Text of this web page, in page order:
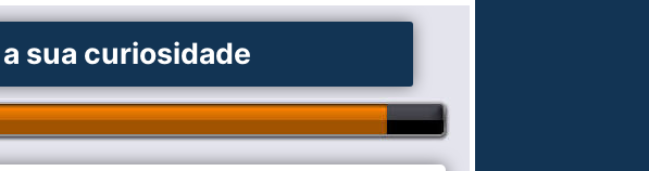
sua curiosidade